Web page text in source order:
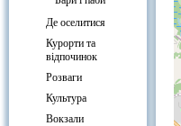
Де оселитися
Курорти та
відпочинок
Розваги
Культура
Вокзали